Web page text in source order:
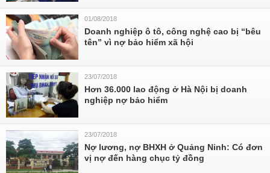
01/08/2018
Doanh nghiệp ô tô, công nghệ cao bị “bêu
tên” vì nợ bảo hiểm xã hội
23/07/2018
Hơn 36.000 lao động ở Hà Nội bị doanh
nghiệp nợ bảo hiểm
23/07/2018
Nợ lương, nợ BHXH ở Quảng Ninh: Có đơn
vị nợ đến hàng chục tỷ đồng